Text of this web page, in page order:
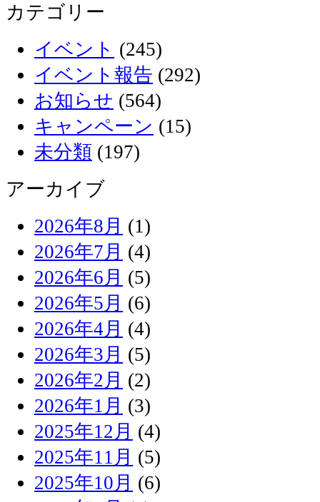
カテゴリー
イベント (245)
イベント報告 (292)
お知らせ (564)
キャンペーン (15)
未分類 (197)
アーカイブ
2026年8月 (1)
2026年7月 (4)
2026年6月 (5)
2026年5月 (6)
2026年4月 (4)
2026年3月 (5)
2026年2月 (2)
2026年1月 (3)
2025年12月 (4)
2025年11月 (5)
2025年10月 (6)